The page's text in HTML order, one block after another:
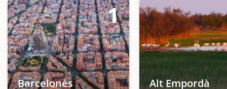
1
Barcelonès Alt Empordà